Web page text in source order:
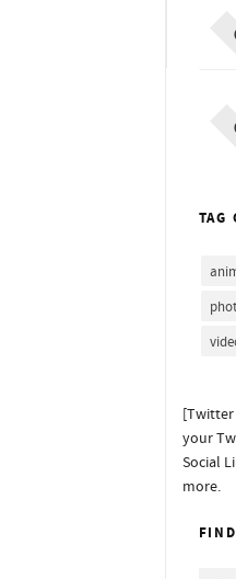
TAG
[Twitter
your
Social
more.